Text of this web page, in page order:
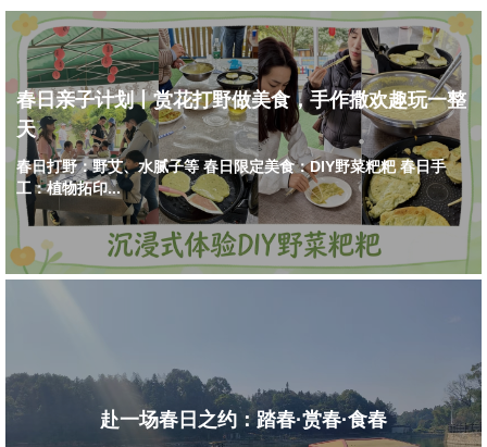
春日亲子计划丨赏花打野做美食，手作撒欢趣玩一整
天
春日打野：野艾、水腻子等 春日限定美食：DIY野菜粑粑 春日手
工：植物拓印...
赴一场春日之约：踏春·赏春·食春